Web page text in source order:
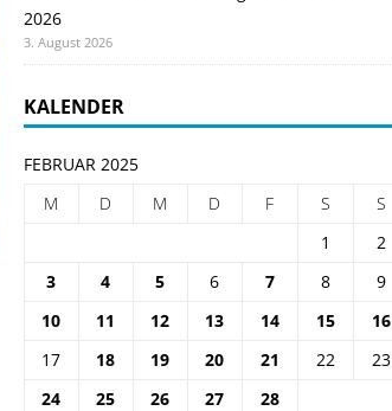
2026
3. August 2026
KALENDER
FEBRUAR 2025
M
D M D F S
S
1
2
3
4 5 6 7 8
9
10
11 12 13 14 15
16
17
18 19 20 21 22
23
24
25 26 27
28